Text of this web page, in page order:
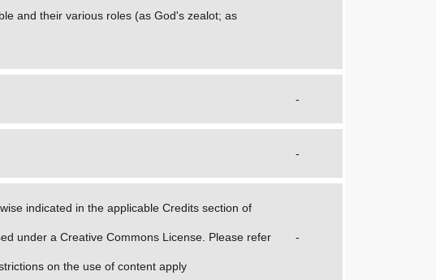
and their various roles (as God's zealot; as
-
-
indicated in the applicable Credits section of
under a Creative Commons License. Please refer
on the use of content apply
-